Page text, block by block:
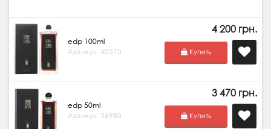
edp 100ml
Артикул: 40575
4 200 грн.
Купить
edp 50ml
Артикул: 26985
3 470 грн.
Купить